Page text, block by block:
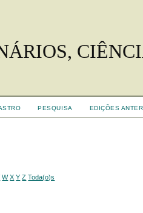
PESQUISA EDIÇÕES
W X Y Z Toda(o)s